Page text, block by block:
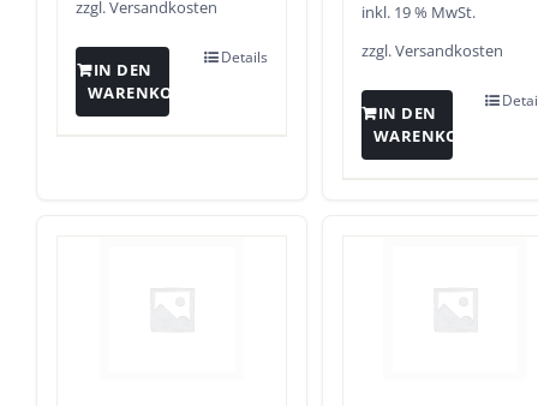
zzgl.Versandkosten
IN DEN
WARENKORB
Details
inkl. 19 % MwSt.
zzgl.Versandkosten
IN DEN
WARENKORB